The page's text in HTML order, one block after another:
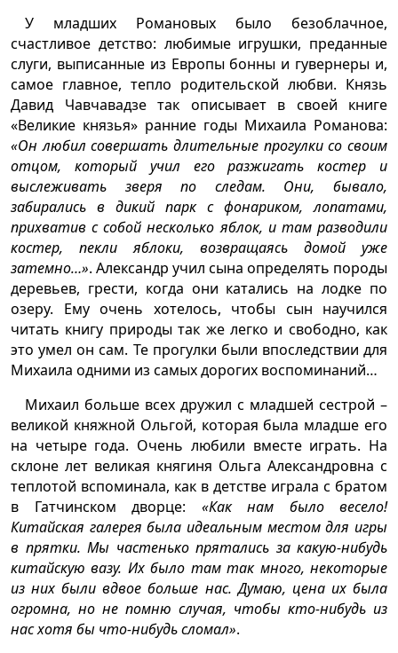
У младших Романовых было безоблачное,
счастливое детство: любимые игрушки, преданные
слуги, выписанные из Европы бонны и гувернеры и,
самое главное, тепло родительской любви. Князь
Давид Чавчавадзе так описывает в своей книге
«Великие князья» ранние годы Михаила Романова:
«Он любил совершать длительные прогулки со своим
отцом, который учил его разжигать костер и
выслеживать зверя по следам. Они, бывало,
забирались в дикий парк с фонариком, лопатами,
прихватив с собой несколько яблок, и там разводили
костер, пекли яблоки, возвращаясь домой уже
затемно…». Александр учил сына определять породы
деревьев, грести, когда они катались на лодке по
озеру. Ему очень хотелось, чтобы сын научился
читать книгу природы так же легко и свободно, как
это умел он сам. Те прогулки были впоследствии для
Михаила одними из самых дорогих воспоминаний…
Михаил больше всех дружил с младшей сестрой –
великой княжной Ольгой, которая была младше его
на четыре года. Очень любили вместе играть. На
склоне лет великая княгиня Ольга Александровна с
теплотой вспоминала, как в детстве играла с братом
в Гатчинском дворце: «Как нам было весело!
Китайская галерея была идеальным местом для игры
в прятки. Мы частенько прятались за какую-нибудь
китайскую вазу. Их было там так много, некоторые
из них были вдвое больше нас. Думаю, цена их была
огромна, но не помню случая, чтобы кто-нибудь из
нас хотя бы что-нибудь сломал».